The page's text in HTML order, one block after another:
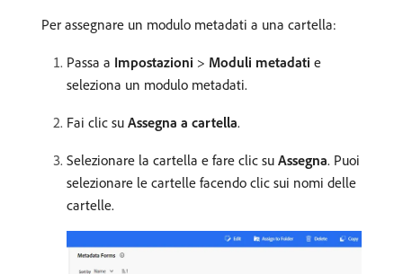
Per assegnare un modulo metadati a una cartella:
Passa a Impostazioni > Moduli metadati e
seleziona un modulo metadati.
Fai clic su Assegna a cartella.
Selezionare la cartella e fare clic su Assegna. Puoi
selezionare le cartelle facendo clic sui nomi delle
cartelle.